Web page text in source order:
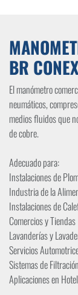
BR
El manómetro
neumáticos,
medios fluidos que
de cobre.
Adecuado para:
Instalaciones de
Industria de la
Instalaciones de
Comercios y Tiendas
Lavanderías y
Servicios
Sistemas de
Aplicaciones en